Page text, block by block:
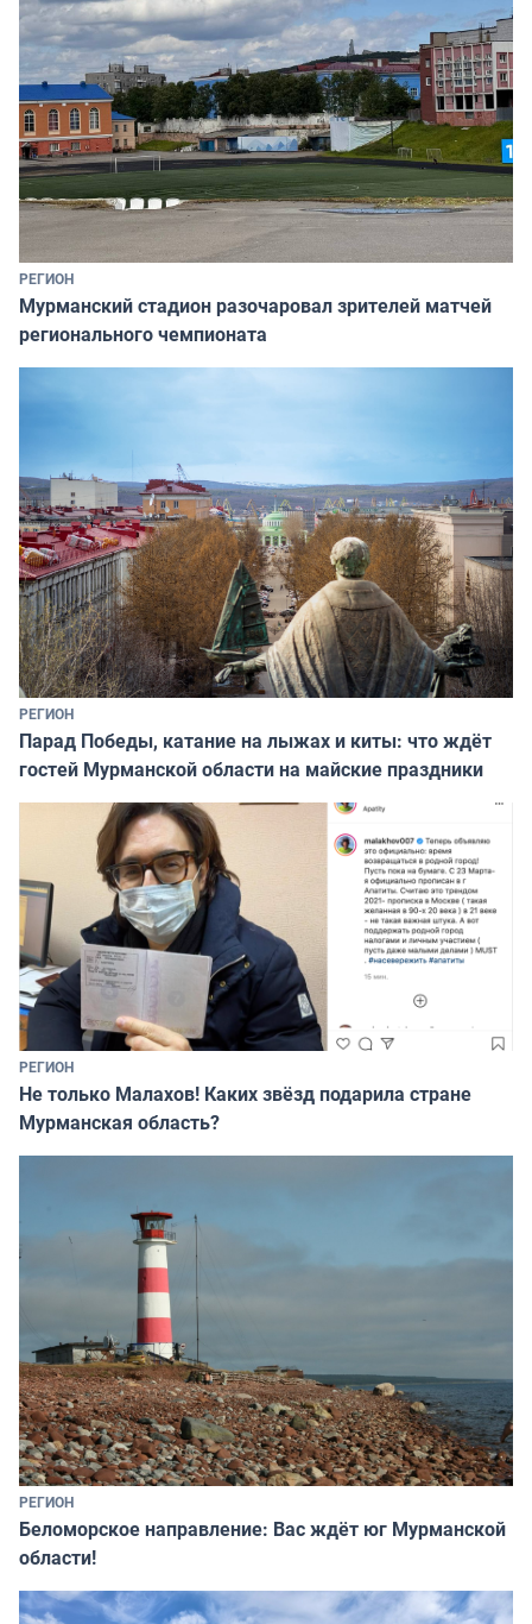
РЕГИОН
Мурманский стадион разочаровал зрителей матчей
регионального чемпионата
РЕГИОН
Парад Победы, катание на лыжах и киты: что ждёт
гостей Мурманской области на майские праздники
РЕГИОН
Не только Малахов! Каких звёзд подарила стране
Мурманская область?
РЕГИОН
Беломорское направление: Вас ждёт юг Мурманской
области!